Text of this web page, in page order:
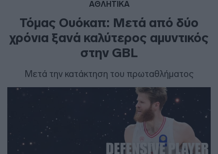
ΑΘΛΗΤΙΚΑ
Τόμας Ουόκαπ: Μετά από δύο
χρόνια ξανά καλύτερος αμυντικός
στην GBL
Μετά την κατάκτηση του πρωταθλήματος